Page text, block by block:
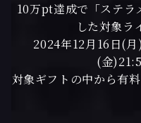
10万pt達成で「ステラ
した対象ラ
2024年12月16日(
(金
対象ギフトの中から有